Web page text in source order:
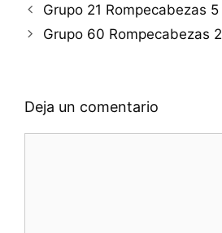
Grupo 21 Rompecabezas 5
Grupo 60 Rompecabezas 2
Deja un comentario